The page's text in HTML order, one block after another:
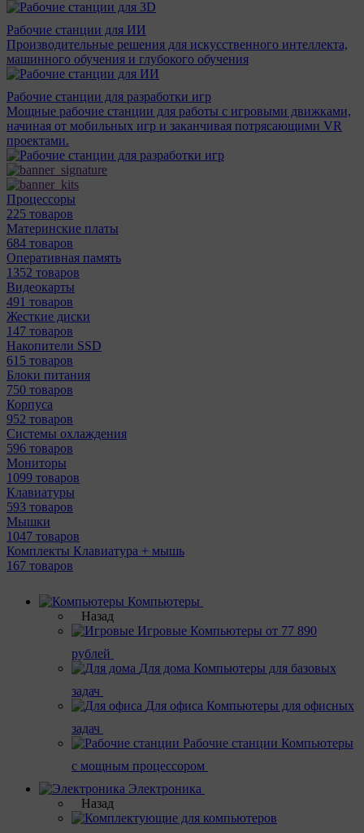
Рабочие станции для ИИ
Производительные решения для искусственного интеллекта,
машинного обучения и глубокого обучения
Рабочие станции для разработки игр
Мощные рабочие станции для работы с игровыми движками,
начиная от мобильных игр и заканчивая потрясающими VR
проектами.
Процессоры
225 товаров
Материнcкие платы
684 товаров
Оперативная память
1352 товаров
Видеокарты
491 товаров
Жесткие диски
147 товаров
Накопители SSD
615 товаров
Блоки питания
750 товаров
Корпуса
952 товаров
Системы охлаждения
596 товаров
Мониторы
1099 товаров
Клавиатуры
593 товаров
Мышки
1047 товаров
Комплекты Клавиатура + мышь
167 товаров
Компьютеры
Назад
Игровые Компьютеры от 77 890
рублей
Для дома Компьютеры для базовых
задач
Для офиса Компьютеры для офисных
задач
Рабочие станции Компьютеры
с мощным процессором
Электроника
Назад